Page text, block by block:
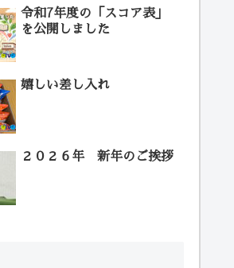
令和7年度の「スコア表」
を公開しました
嬉しい差し入れ
２０２６年 新年のご挨拶